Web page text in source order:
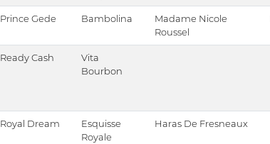
Prince Gede Bambolina
Madame Nicole
Roussel
Ready Cash
Vita
Bourbon
Royal Dream
Esquisse
Royale
Haras De Fresneaux